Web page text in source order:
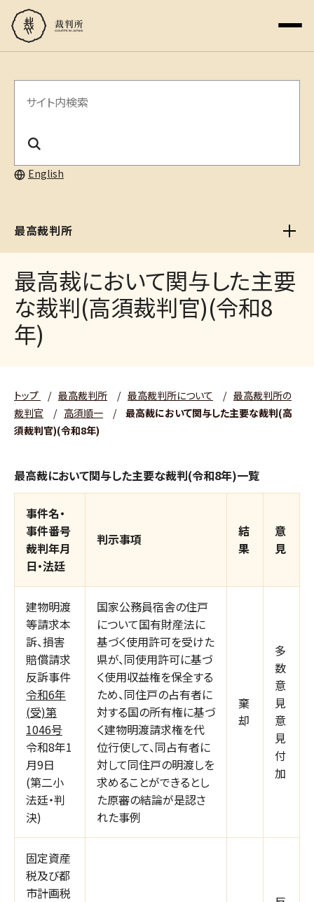
English
サ
内
索
最高裁判所
最高裁において関与した主要
な裁判(高須裁判官)(令和8
年)
トップ / 最高裁判所 / 最高裁判所について / 最高裁判所の
裁判官
/ 高須順一 /
最高裁において関与した主要な裁判(高
須裁判官)(令和8年)
最高裁において関与した主要な裁判(令和8年)一覧
事件名・
事件番号
裁判年月
日・法廷
判示事項
結
果
意
見
建物明渡
等請求本
訴、損害
賠償請求
反訴事件
令和6年
(受)第
1046号
令和8年1
月9日
(第二小
法廷・判
決)
国家公務員宿舎の住戸
について国有財産法に
基づく使用許可を受けた
県が、同使用許可に基づ
く使用収益権を保全する
ため、同住戸の占有者に
対する国の所有権に基づ
く建物明渡請求権を代
位行使して、同占有者に
対して同住戸の明渡しを
求めることができるとし
た原審の結論が是認さ
れた事例
棄
却
多
数
意
見
意
見
付
加
固定資産
税及び都
市計画税